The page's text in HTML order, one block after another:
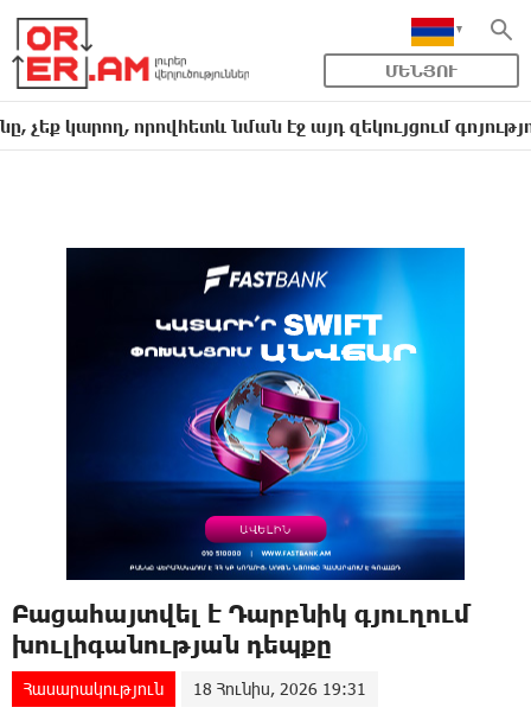
ՄԵՆՅՈՒ
որովհետև նման էջ այդ զեկույցում գոյություն
Բացահայտվել է Դարբնիկ գյուղում
խnւլիգանության դեպքը
Հասարակություն 18 Հունիս, 2026 19:31